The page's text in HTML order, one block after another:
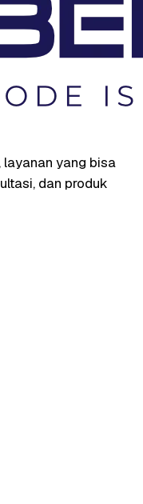
yang bisa
dan produk